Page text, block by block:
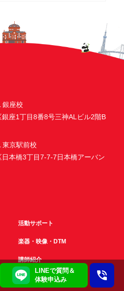
LINEで質問＆
体験申込み
銀座校
座1丁目8番8号三神ALビル2階B
東京駅前校
本橋3丁目7-7-7日本橋アーバン
活動サポート
楽器・映像・DTM
講師紹介